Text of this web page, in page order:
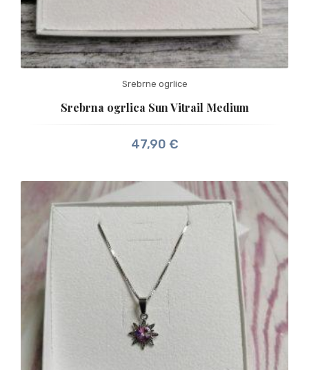
Srebrne ogrlice
Srebrna ogrlica Sun Vitrail Medium
47,90 €